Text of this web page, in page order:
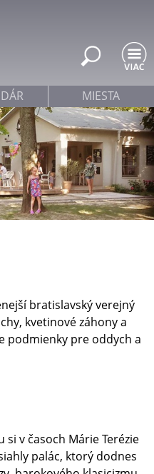
bratislavský verejný
kvetinové záhony a
podmienky pre oddych a
si v časoch Márie Terézie
palác, ktorý dodnes
MIESTA